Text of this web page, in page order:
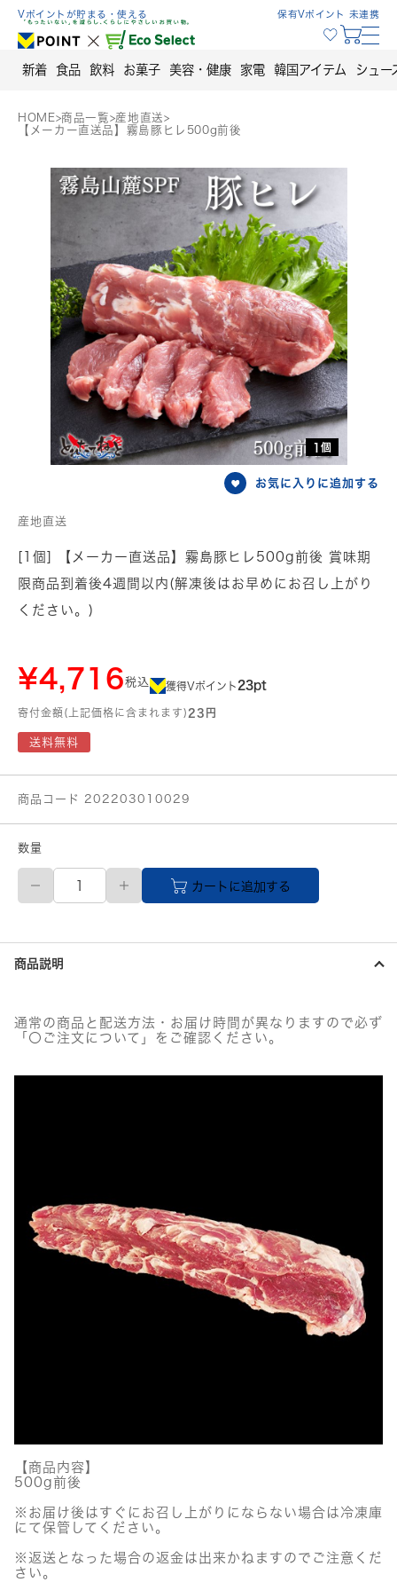
Skip
content
Vポイントが貯まる・使える 保有Vポイント 未連携
新着 食品 飲料 お菓子 美容・健康 家電 韓国アイテム シュー
HOME>商品一覧>産地直送>
【メーカー直送品】霧島豚ヒレ500g前後
1個
お気に入りに追加する
産地直送
[1個] 【メーカー直送品】霧島豚ヒレ500g前後 賞味期
限商品到着後4週間以内(解凍後はお早めにお召し上がり
ください。)
¥4,716税込 獲得Vポイント 23pt
寄付金額(上記価格に含まれます) 23円
送料無料
商品コード 202203010029
数量
【メ
カ
直
送
品】
豚
ヒ
カートに追加する
商品説明
通常の商品と配送方法・お届け時間が異なりますので必ず
「〇ご注文について」をご確認ください。
【商品内容】
500g前後
※お届け後はすぐにお召し上がりにならない場合は冷凍庫
にて保管してください。
※返送となった場合の返金は出来かねますのでご注意くだ
さい。